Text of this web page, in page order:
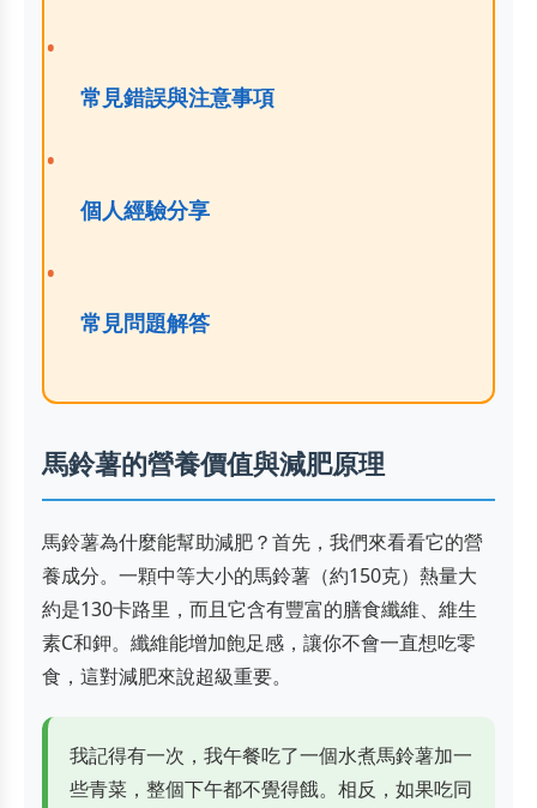
常見錯誤與注意事項
個人經驗分享
常見問題解答
馬鈴薯的營養價值與減肥原理
馬鈴薯為什麼能幫助減肥？首先，我們來看看它的營
養成分。一顆中等大小的馬鈴薯（約150克）熱量大
約是130卡路里，而且它含有豐富的膳食纖維、維生
素C和鉀。纖維能增加飽足感，讓你不會一直想吃零
食，這對減肥來說超級重要。
我記得有一次，我午餐吃了一個水煮馬鈴薯加一
些青菜，整個下午都不覺得餓。相反，如果吃同